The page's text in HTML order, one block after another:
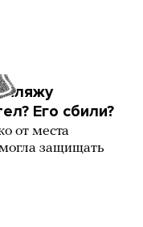
пляжу
Его сбили?
от места
защищать